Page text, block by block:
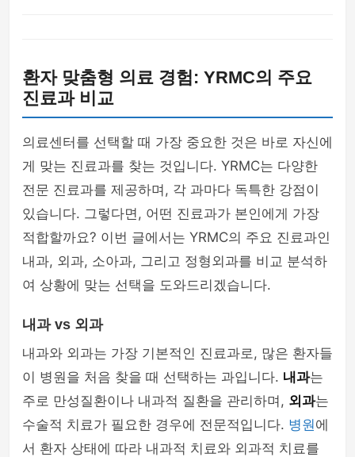
환자 맞춤형 의료 경험: YRMC의 주요
진료과 비교
의료센터를 선택할 때 가장 중요한 것은 바로 자신에
게 맞는 진료과를 찾는 것입니다. YRMC는 다양한
전문 진료과를 제공하며, 각 과마다 독특한 강점이
있습니다. 그렇다면, 어떤 진료과가 본인에게 가장
적합할까요? 이번 글에서는 YRMC의 주요 진료과인
내과, 외과, 소아과, 그리고 정형외과를 비교 분석하
여 상황에 맞는 선택을 도와드리겠습니다.
내과 vs 외과
내과와 외과는 가장 기본적인 진료과로, 많은 환자들
이 병원을 처음 찾을 때 선택하는 과입니다. 내과는
주로 만성질환이나 내과적 질환을 관리하며, 외과는
수술적 치료가 필요한 경우에 전문적입니다. 병원에
서 환자 상태에 따라 내과적 치료와 외과적 치료를